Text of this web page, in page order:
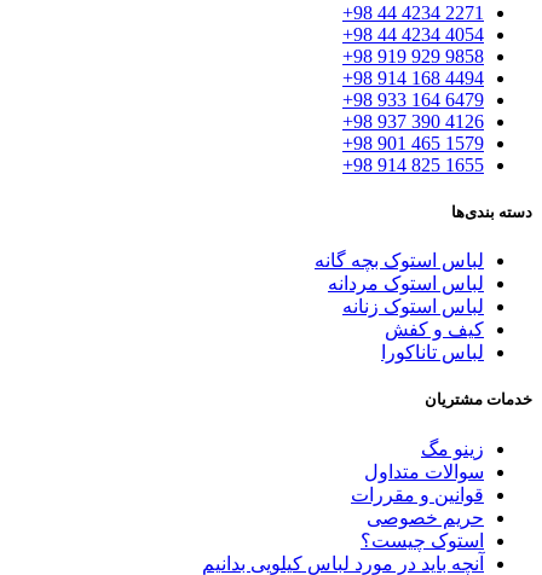
2271 4234 44 98+
4054 4234 44 98+
9858 929 919 98+
4494 168 914 98+
6479 164 933 98+
4126 390 937 98+
1579 465 901 98+
1655 825 914 98+
دسته بندی‌ها
لباس استوک بچه گانه
لباس استوک مردانه
لباس استوک زنانه
کیف و کفش
لباس تاناکورا
خدمات مشتریان
زینو مگ
سوالات متداول
قوانین و مقررات
حریم خصوصی
استوک چیست؟
آنچه باید در مورد لباس کیلویی بدانیم